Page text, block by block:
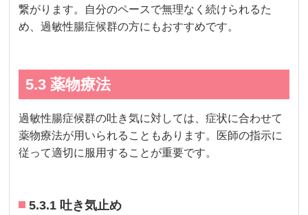
繋がります。自分のペースで無理なく続けられるた
め、過敏性腸症候群の方にもおすすめです。
5.3 薬物療法
過敏性腸症候群の吐き気に対しては、症状に合わせて
薬物療法が用いられることもあります。医師の指示に
従って適切に服用することが重要です。
5.3.1 吐き気止め